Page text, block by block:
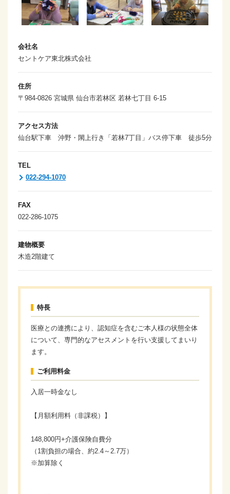
会社名
セントケア東北株式会社
住所
〒984-0826 宮城県 仙台市若林区 若林七丁目 6-15
アクセス方法
仙台駅下車 沖野・閖上行き「若林7丁目」バス停下車 徒歩5分
TEL
022-294-1070
FAX
022-286-1075
建物概要
木造2階建て
特長
医療との連携により、認知症を含むご本人様の状態全体
について、専門的なアセスメントを行い支援してまいり
ます。
ご利用料金
入居一時金なし
【月額利用料（非課税）】
148,800円+介護保険自費分
（1割負担の場合、約2.4～2.7万）
※加算除く